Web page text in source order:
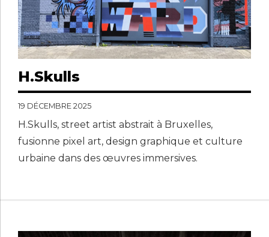
H.Skulls
19 DÉCEMBRE 2025
H.Skulls, street artist abstrait à Bruxelles,
fusionne pixel art, design graphique et culture
urbaine dans des œuvres immersives.